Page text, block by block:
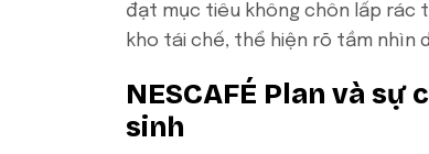
đạt mục tiêu không chôn lấp rác
kho tái chế, thể hiện rõ tầm nhìn
NESCAFÉ Plan và
sinh